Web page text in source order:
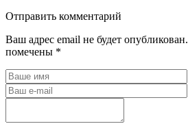
Отправить комментарий
Ваш адрес email не будет опубликован.
помечены *